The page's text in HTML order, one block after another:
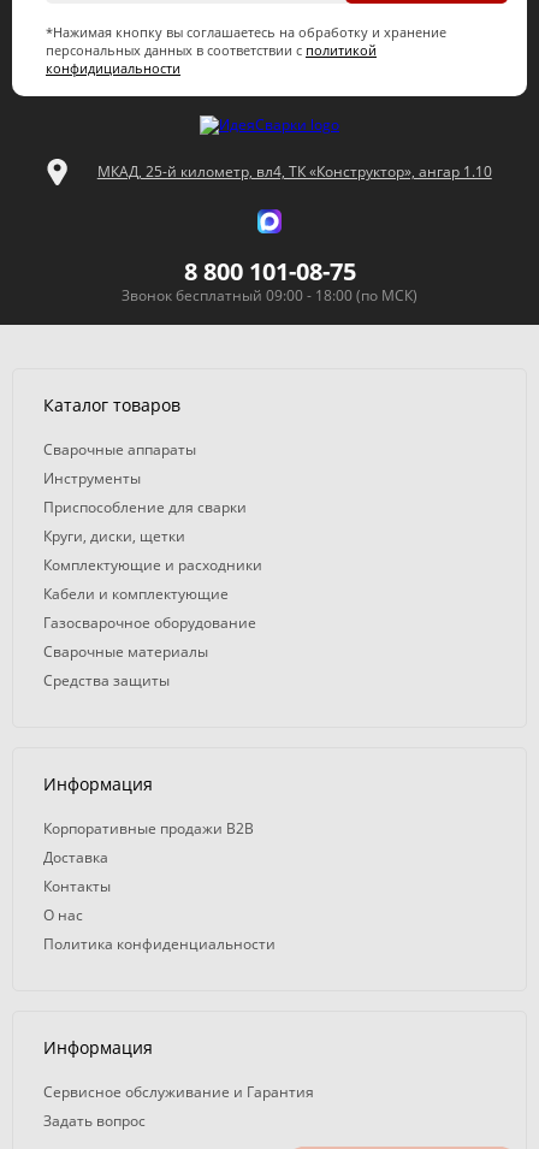
*Нажимая кнопку вы соглашаетесь на обработку и хранение
персональных данных в соответствии с политикой
конфидициальности
МКАД, 25-й километр, вл4, ТК «Конструктор», ангар 1.10
8 800 101-08-75
Звонок бесплатный 09:00 - 18:00 (по МСК)
Каталог товаров
Сварочные аппараты
Инструменты
Приспособление для сварки
Круги, диски, щетки
Комплектующие и расходники
Кабели и комплектующие
Газосварочное оборудование
Сварочные материалы
Средства защиты
Информация
Корпоративные продажи B2B
Доставка
Контакты
О нас
Политика конфиденциальности
Информация
Сервисное обслуживание и Гарантия
Задать вопрос